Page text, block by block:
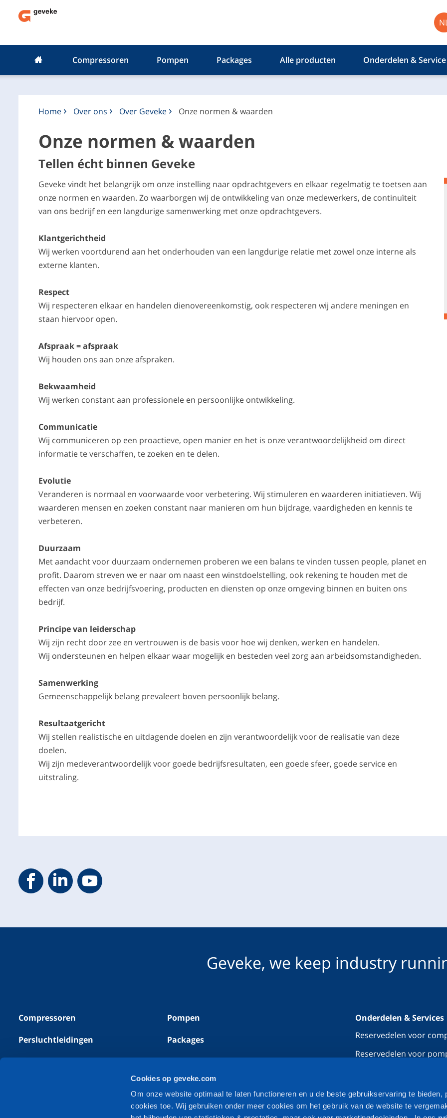
Cookies op geveke.com
Om onze website optimaal te laten functioneren en u de beste gebruikservaring te bieden,
cookies toe. Wij gebruiken onder meer cookies om het gebruik van de website te
Compressoren Pompen Packages Alle producten Onderdelen & Service
Home Over ons Over Geveke Onze normen & waarden
Onze normen & waarden
Tellen écht binnen Geveke
Geveke vindt het belangrijk om onze instelling naar opdrachtgevers en elkaar regelmatig te toetsen aan
onze normen en waarden. Zo waarborgen wij de ontwikkeling van onze medewerkers, de continuïteit
van ons bedrijf en een langdurige samenwerking met onze opdrachtgevers.
Klantgerichtheid
Wij werken voortdurend aan het onderhouden van een langdurige relatie met zowel onze interne als
externe klanten.
Respect
Wij respecteren elkaar en handelen dienovereenkomstig, ook respecteren wij andere meningen en
staan hiervoor open.
Afspraak = afspraak
Wij houden ons aan onze afspraken.
Bekwaamheid
Wij werken constant aan professionele en persoonlijke ontwikkeling.
Communicatie
Wij communiceren op een proactieve, open manier en het is onze verantwoordelijkheid om direct
informatie te verschaffen, te zoeken en te delen.
Evolutie
Veranderen is normaal en voorwaarde voor verbetering. Wij stimuleren en waarderen initiatieven. Wij
waarderen mensen en zoeken constant naar manieren om hun bijdrage, vaardigheden en kennis te
verbeteren.
Duurzaam
Met aandacht voor duurzaam ondernemen proberen we een balans te vinden tussen people, planet en
profit. Daarom streven we er naar om naast een winstdoelstelling, ook rekening te houden met de
effecten van onze bedrijfsvoering, producten en diensten op onze omgeving binnen en buiten ons
bedrijf.
Principe van leiderschap
Wij zijn recht door zee en vertrouwen is de basis voor hoe wij denken, werken en handelen.
Wij ondersteunen en helpen elkaar waar mogelijk en besteden veel zorg aan arbeidsomstandigheden.
Samenwerking
Gemeenschappelijk belang prevaleert boven persoonlijk belang.
Resultaatgericht
Wij stellen realistische en uitdagende doelen en zijn verantwoordelijk voor de realisatie van deze
doelen.
Wij zijn medeverantwoordelijk voor goede bedrijfsresultaten, een goede sfeer, goede service en
uitstraling.
Geveke Facebook
Footer.SocialMedia.Icon.LinkedIn
Geveke YouTube
Geveke, we keep industry
Compressoren
Persluchtleidingen
Stikstofgeneratoren
Pompen
Packages
Alle producten
Onderdelen & Services
Reservedelen voor
Reservedelen voor
Verhuur compressoren
Industrieën